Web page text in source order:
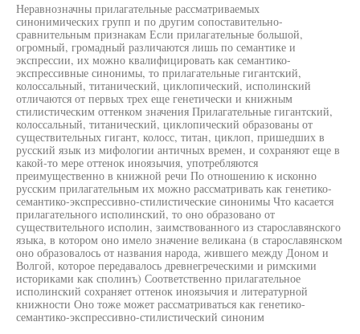
Неравнозначны прилагательные рассматриваемых
синонимических групп и по другим сопоставительно-
сравнительным признакам Если прилагательные большой,
огромный, громадный различаются лишь по семантике и
экспрессии, их можно квалифицировать как семантико-
экспрессивные синонимы, то прилагательные гигантский,
колоссальный, титанический, циклопический, исполинский
отличаются от первых трех еще генетически и книжным
стилистическим оттенком значения Прилагательные гигантский,
колоссальный, титанический, циклопический образованы от
существительных гигант, колосс, титан, циклоп, пришедших в
русский язык из мифологии античных времен, и сохраняют еще в
какой-то мере оттенок иноязычия, употребляются
преимущественно в книжной речи По отношению к исконно
русским прилагательным их можно рассматривать как генетико-
семантико-экспрессивно-стилистические синонимы Что касается
прилагательного исполинский, то оно образовано от
существительного исполин, заимствованного из старославянского
языка, в котором оно имело значение великана (в старославянском
оно образовалось от названия народа, жившего между Доном и
Волгой, которое передавалось древнегреческими и римскими
историками как сполинъ) Соответственно прилагательное
исполинский сохраняет оттенок иноязычия и литературной
книжности Оно тоже может рассматриваться как генетико-
семантико-экспрессивно-стилистический синоним